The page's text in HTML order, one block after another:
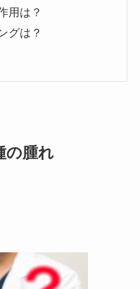
用は？
グは？
の腫れ